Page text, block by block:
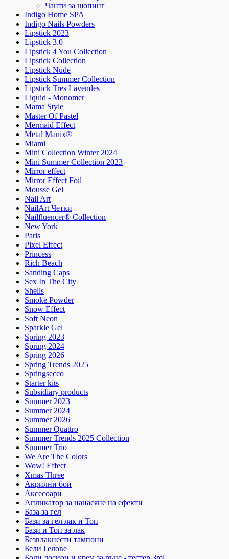
Чанти за шопинг
Indigo Home SPA
Indigo Nails Powders
Lipstick 2023
Lipstick 3.0
Lipstick 4 You Collection
Lipstick Collection
Lipstick Nude
Lipstick Summer Collection
Lipstick Tres Lavendes
Liquid - Monomer
Mama Style
Master Of Pastel
Mermaid Effect
Metal Manix®
Miami
Mini Collection Winter 2024
Mini Summer Collection 2023
Mirror effect
Mirror Effect Foil
Mousse Gel
Nail Art
NailArt Четки
Nailfluencer® Collection
New York
Paris
Pixel Effect
Princess
Rich Beach
Sanding Caps
Sex In The City
Shells
Smoke Powder
Snow Effect
Soft Neon
Sparkle Gel
Spring 2023
Spring 2024
Spring 2026
Spring Trends 2025
Springsecco
Starter kits
Subsidiary products
Summer 2023
Summer 2024
Summer 2026
Summer Quattro
Summer Trends 2025 Collection
Summer Trio
We Are The Colors
Wow! Effect
Xmas Three
Акрилни бои
Аксесоари
Апликатор за нанасяне на ефекти
База за гел
Бази за гел лак и Топ
Бази и Топ за лак
Безвлакнести тампони
Бели Гелове